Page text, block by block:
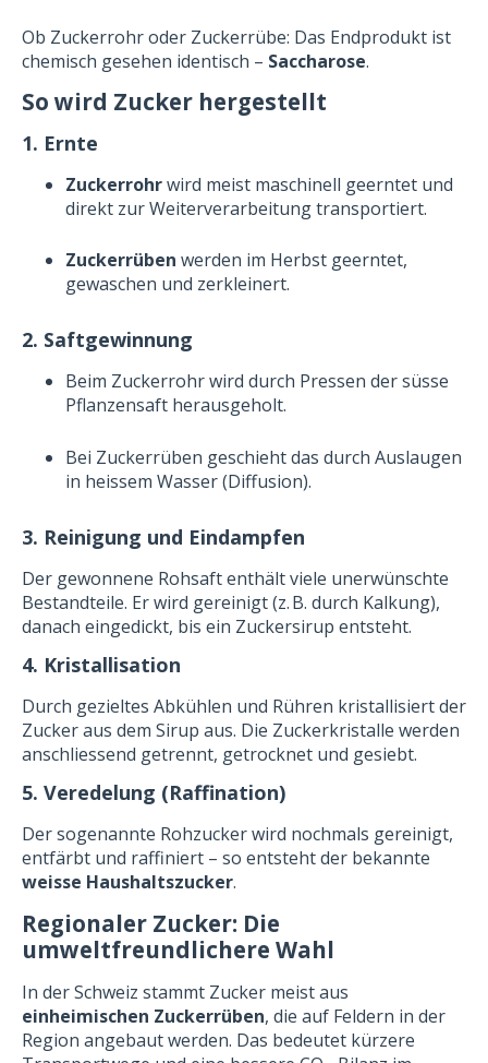
Ob Zuckerrohr oder Zuckerrübe: Das Endprodukt ist
chemisch gesehen identisch – Saccharose.
So wird Zucker hergestellt
1. Ernte
Zuckerrohrwird meist maschinell geerntet und
direkt zur Weiterverarbeitung transportiert.
Zuckerrüben werden im Herbst geerntet,
gewaschen und zerkleinert.
2. Saftgewinnung
Beim Zuckerrohr wird durch Pressen der süsse
Pflanzensaft herausgeholt.
Bei Zuckerrüben geschieht das durch Auslaugen
in heissem Wasser (Diffusion).
3. Reinigung und Eindampfen
Der gewonnene Rohsaft enthält viele unerwünschte
Bestandteile. Er wird gereinigt (z. B. durch Kalkung),
danach eingedickt, bis ein Zuckersirup entsteht.
4. Kristallisation
Durch gezieltes Abkühlen und Rühren kristallisiert der
Zucker aus dem Sirup aus. Die Zuckerkristalle werden
anschliessend getrennt, getrocknet und gesiebt.
5. Veredelung (Raffination)
Der sogenannte Rohzucker wird nochmals gereinigt,
entfärbt und raffiniert – so entsteht der bekannte
weisse Haushaltszucker.
Regionaler Zucker: Die
umweltfreundlichere Wahl
In der Schweiz stammt Zucker meist aus
einheimischen Zuckerrüben, die auf Feldern in der
Region angebaut werden. Das bedeutet kürzere